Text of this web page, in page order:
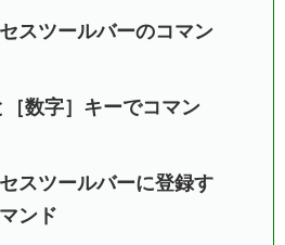
スツールバーのコマン
［数字］キーでコマン
スツールバーに登録す
ンド